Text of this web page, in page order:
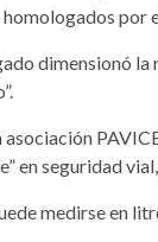
por
dimensionó la
asociación
en seguridad
medirse en